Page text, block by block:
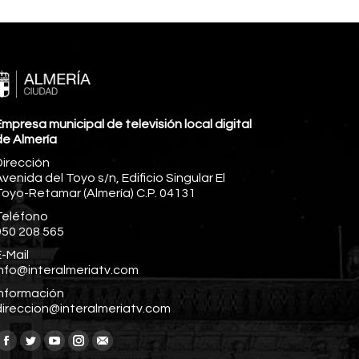
municipal de televisión local digital
Almería
del Toyo s/n, Edificio Singular El
Retamar (Almería) C.P. 04131
208 565
Mail
en:
Facebook
TwitterYouTube
Instagram
Mail